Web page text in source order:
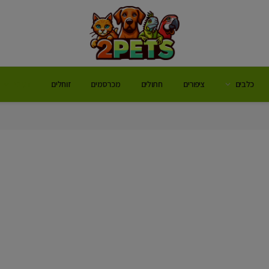
כלבים ציפורים חתולים מכרסמים זוחלים